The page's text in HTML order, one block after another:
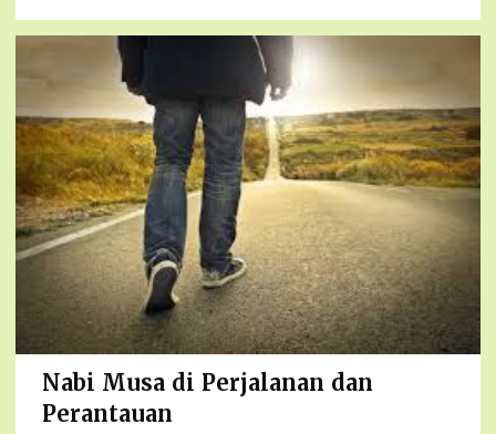
Nabi Musa di Perjalanan dan
Perantauan